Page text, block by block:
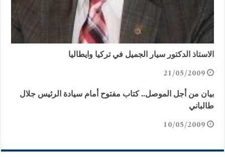
الاستاذ الدكتور سيار الجميل في تركيا وايطاليا
21/05/2009
بيان من أجل الموصل.. كتاب مفتوح أمام سيادة الرئيس جلال
طالباني
10/05/2009